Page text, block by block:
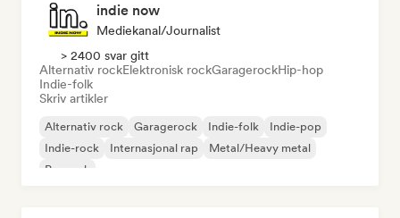
indie now
Mediekanal/journalist
> 2400 svar gitt
Alternativ rockElektronisk rockGaragerockHip-hop
Indie-folk
Skriv artikler
Alternativ rock Garagerock Indie-folk
Indie-pop
Indie-rock
Internasjonal rap
Metal/Heavy metal
Poprock